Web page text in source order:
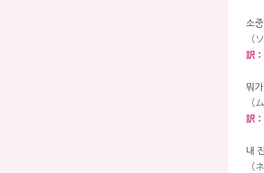
소
（
訳
뭐
（
訳
내
（